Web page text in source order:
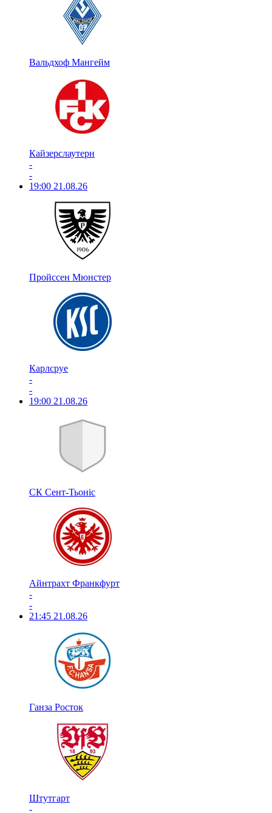
Вальдхоф Мангейм
Кайзерслаутерн
-
-
19:00 21.08.26
Пройссен Мюнстер
Карлсруе
-
-
19:00 21.08.26
СК Сент-Тьоніс
Айнтрахт Франкфурт
-
-
21:45 21.08.26
Ганза Росток
Штутгарт
-